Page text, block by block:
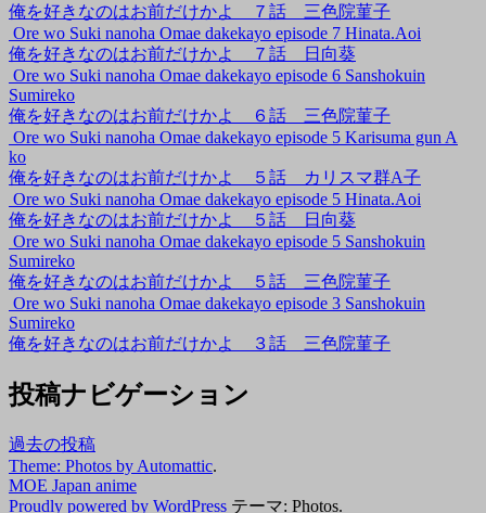
俺を好きなのはお前だけかよ ７話 三色院菫子
Ore wo Suki nanoha Omae dakekayo episode 7 Hinata.Aoi
俺を好きなのはお前だけかよ ７話 日向葵
Ore wo Suki nanoha Omae dakekayo episode 6 Sanshokuin
Sumireko
俺を好きなのはお前だけかよ ６話 三色院菫子
Ore wo Suki nanoha Omae dakekayo episode 5 Karisuma gun A
ko
俺を好きなのはお前だけかよ ５話 カリスマ群A子
Ore wo Suki nanoha Omae dakekayo episode 5 Hinata.Aoi
俺を好きなのはお前だけかよ ５話 日向葵
Ore wo Suki nanoha Omae dakekayo episode 5 Sanshokuin
Sumireko
俺を好きなのはお前だけかよ ５話 三色院菫子
Ore wo Suki nanoha Omae dakekayo episode 3 Sanshokuin
Sumireko
俺を好きなのはお前だけかよ ３話 三色院菫子
投稿ナビゲーション
過去の投稿
Theme: Photos by Automattic.
MOE Japan anime
Proudly powered by WordPress テーマ: Photos.